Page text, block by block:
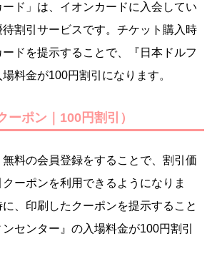
ード」は、イオンカードに入会してい
割引サービスです。チケット購入時
ドを提示することで、『日本ドルフ
料金が100円割引になります。
ーポン｜100円割引）
無料の会員登録をすることで、割引価
ーポンを利用できるようになりま
、印刷したクーポンを提示すること
センター』の入場料金が100円割引